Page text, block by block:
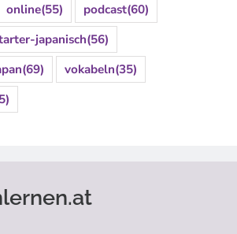
online(55) podcast(60)
japanisch(56)
(69) vokabeln(35)